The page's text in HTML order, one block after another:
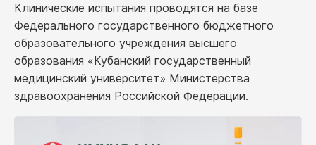
Клинические испытания проводятся на базе
Федерального государственного бюджетного
образовательного учреждения высшего
образования «Кубанский государственный
медицинский университет» Министерства
здравоохранения Российской Федерации.